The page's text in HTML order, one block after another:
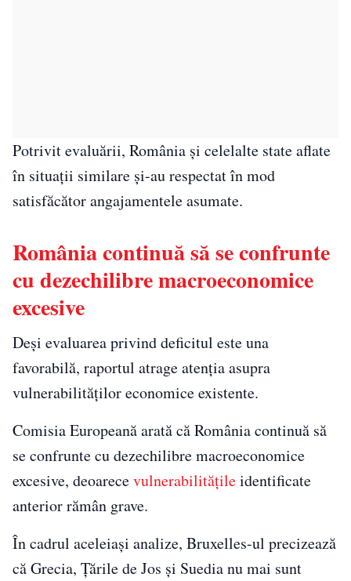
Potrivit evaluării, România și celelalte state aflate
în situații similare și-au respectat în mod
satisfăcător angajamentele asumate.
România continuă să se confrunte
cu dezechilibre macroeconomice
excesive
Deși evaluarea privind deficitul este una
favorabilă, raportul atrage atenția asupra
vulnerabilităților economice existente.
Comisia Europeană arată că România continuă să
se confrunte cu dezechilibre macroeconomice
excesive, deoarecevulnerabilitățileidentificate
anterior rămân grave.
În cadrul aceleiași analize, Bruxelles-ul precizează
că Grecia, Țările de Jos și Suedia nu mai sunt